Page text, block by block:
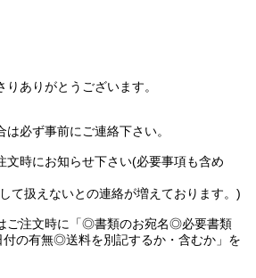
ありがとうございます。
必ず事前にご連絡下さい。
時にお知らせ下さい(必要事項も含め
て扱えないとの連絡が増えております。)
ご注文時に「◎書類のお宛名◎必要書類
の有無◎送料を別記するか・含むか」を